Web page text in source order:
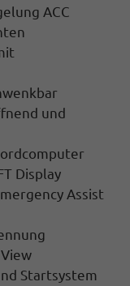
ACC
und
Display
Assist
Startsystem